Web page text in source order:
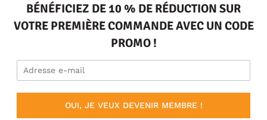
BÉNÉFICIEZ DE 10 % DE RÉDUCTION SUR
VOTRE PREMIÈRE COMMANDE AVEC UN CODE
PROMO !
OUI, JE VEUX DEVENIR MEMBRE !